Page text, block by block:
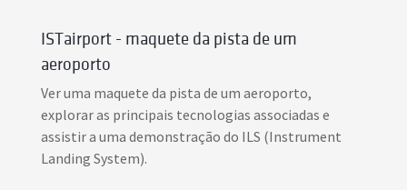
ISTairport - maquete da pista de um
aeroporto
Ver uma maquete da pista de um aeroporto,
explorar as principais tecnologias associadas e
assistir a uma demonstração do ILS (Instrument
Landing System).